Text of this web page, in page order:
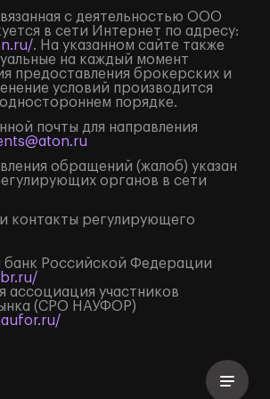
с деятельностью ООО
в сети Интернет по адресу:
. На указанном сайте также
на каждый момент
предоставления брокерских и
условий производится
порядке.
почты для направления
обращений (жалоб) указан
органов в сети
контакты регулирующего
банк Российской Федерации
ассоциация участников
(СРО НАУФОР)